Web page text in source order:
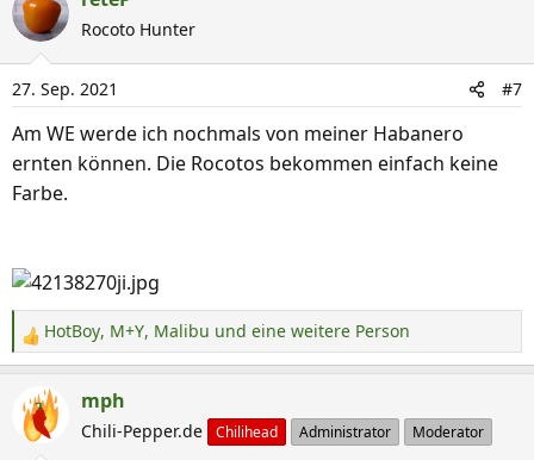
k
t
i
o
n
n
:
Rocoto Hunter
27. Sep. 2021 #7
Am WE werde ich nochmals von meiner Habanero
ernten können. Die Rocotos bekommen einfach keine
Farbe.
R
e
a
k
HotBoy, M+Y, Malibu und eine weitere Person
mph
Chili-Pepper.de Chilihead Administrator Moderator